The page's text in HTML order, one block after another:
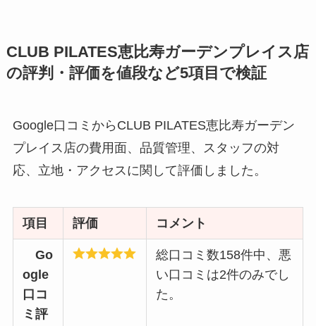
CLUB PILATES恵比寿ガーデンプレイス店
の評判・評価を値段など5項目で検証
Google口コミからCLUB PILATES恵比寿ガーデン
プレイス店の費用面、品質管理、スタッフの対
応、立地・アクセスに関して評価しました。
項目 評価 コメント
Go
ogle
口コ
ミ評
総口コミ数158件中、悪
い口コミは2件のみでし
た。